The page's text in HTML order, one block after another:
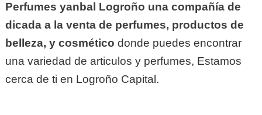
Perfumes yanbal Logroño una compañía de
dicada a la venta de perfumes, productos de
belleza, y cosmético donde puedes encontrar
una variedad de articulos y perfumes, Estamos
cerca de ti en Logroño Capital.